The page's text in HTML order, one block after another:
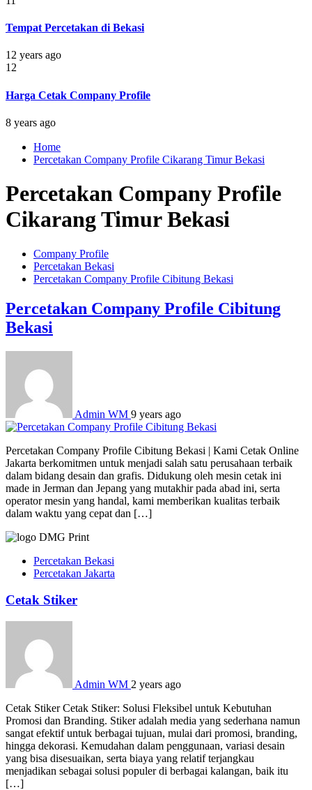
Tempat Percetakan di Bekasi
12 years ago
12
Harga Cetak Company Profile
8 years ago
Home
Percetakan Company Profile Cikarang Timur Bekasi
Percetakan Company Profile
Cikarang Timur Bekasi
Company Profile
Percetakan Bekasi
Percetakan Company Profile Cibitung Bekasi
Percetakan Company Profile Cibitung
Bekasi
Admin WM 9 years ago
Percetakan Company Profile Cibitung Bekasi | Kami Cetak Online
Jakarta berkomitmen untuk menjadi salah satu perusahaan terbaik
dalam bidang desain dan grafis. Didukung oleh mesin cetak ini
made in Jerman dan Jepang yang mutakhir pada abad ini, serta
operator mesin yang handal, kami memberikan kualitas terbaik
dalam waktu yang cepat dan […]
Percetakan Bekasi
Percetakan Jakarta
Cetak Stiker
Admin WM 2 years ago
Cetak Stiker Cetak Stiker: Solusi Fleksibel untuk Kebutuhan
Promosi dan Branding. Stiker adalah media yang sederhana namun
sangat efektif untuk berbagai tujuan, mulai dari promosi, branding,
hingga dekorasi. Kemudahan dalam penggunaan, variasi desain
yang bisa disesuaikan, serta biaya yang relatif terjangkau
menjadikan sebagai solusi populer di berbagai kalangan, baik itu
[…]